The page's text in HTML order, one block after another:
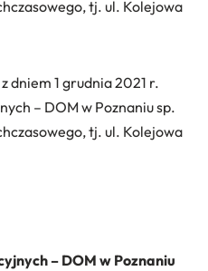
tj. ul. Kolejowa
dniem 1 grudnia 2021 r.
– DOM w Poznaniu sp.
tj. ul. Kolejowa
– DOM w Poznaniu